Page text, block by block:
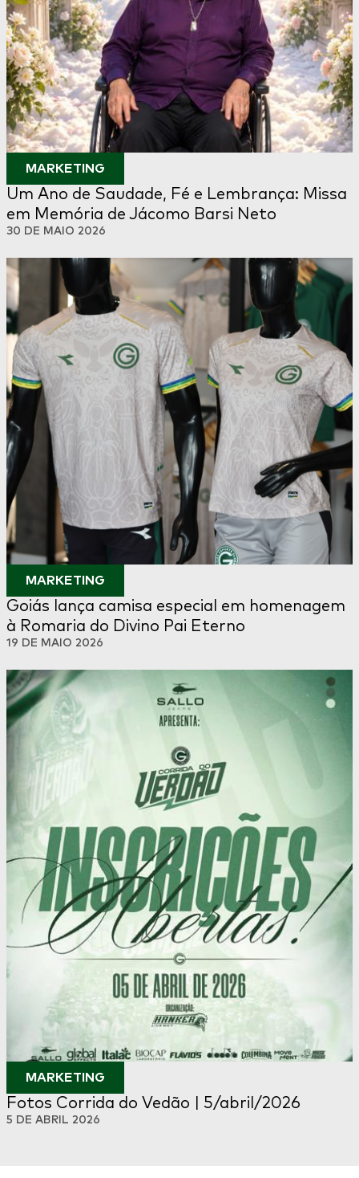
MARKETING
Um Ano de Saudade, Fé e Lembrança: Missa
em Memória de Jácomo Barsi Neto
30 DE MAIO 2026
MARKETING
Goiás lança camisa especial em homenagem
à Romaria do Divino Pai Eterno
19 DE MAIO 2026
MARKETING
Fotos Corrida do Vedão | 5/abril/2026
5 DE ABRIL 2026